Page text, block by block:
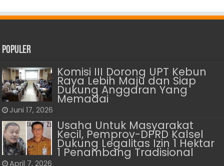
Populer
Komisi III Dorong UPT Kebun
Raya Lebih Maju dan Siap
Dukung Anggaran Yang
Memadai
Juni 17, 2026
Usaha Untuk Masyarakat
Kecil, Pemprov-DPRD Kalsel
Dukung Legalitas Izin 1 Hektar
1 Penambang Tradisional
April 7, 2026